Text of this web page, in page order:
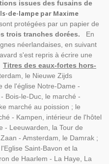
issues des fusains de
de-lampe par Maxime
protégées par un papier de
trois tranches dorées.
En
néerlandaises, en suivant
s'est repris à écrire une
Titres des eaux-fortes hors-
le Nieuwe Zijds
de l'église Notre-Dame -
Bois-le-Duc, le marché -
marché au poission ; le
- Kampen, intérieur de l'hôtel
- Leeuwarden, la Tour de
- Amsterdam, le Damrak ;
Saint-Bavon et la
de Haarlem - La Haye, La